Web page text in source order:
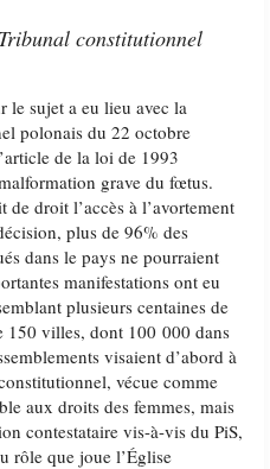
constitutionnel
le sujet a eu lieu avec la
polonais du 22 octobre
de la loi de 1993
grave du fœtus.
droit l’accès à l’avortement
plus de 96% des
dans le pays ne pourraient
manifestations ont eu
plusieurs centaines de
150 villes, dont 100 000 dans
visaient d’abord à
vécue comme
aux droits des femmes, mais
contestataire vis-à-vis du PiS,
rôle que joue l’Église